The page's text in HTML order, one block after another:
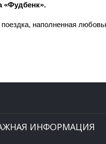
«Фудбенк».
наполненная
ИНФОРМАЦИЯ